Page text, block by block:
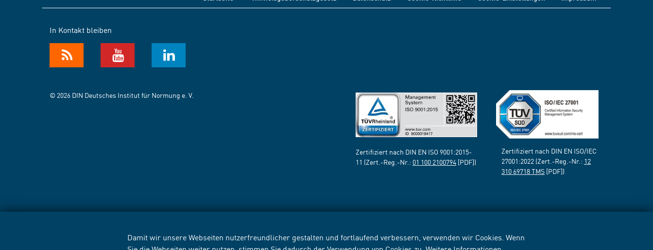
Damit wir unsere Webseiten nutzerfreundlicher gestalten und fortlaufend verbessern, verwenden wir Cookies. Wenn
In Kontakt bleiben
© 2026 DIN Deutsches Institut für Normung e. V.
Zertifiziert nach DIN EN ISO 9001:2015-
11 (Zert.-Reg.-Nr.: 01 100 2100794 [PDF])
Zertifiziert nach DIN EN ISO/IEC
27001:2022 (Zert.-Reg.-Nr.: 12
310 69718 TMS [PDF])